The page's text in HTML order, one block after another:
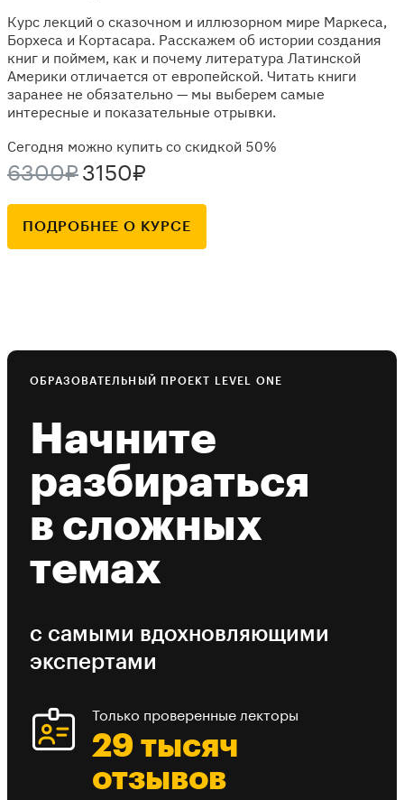
Курс лекций о сказочном и иллюзорном мире Маркеса,
Борхеса и Кортасара. Расскажем об истории создания
книг и поймем, как и почему литература Латинской
Америки отличается от европейской. Читать книги
заранее не обязательно — мы выберем самые
интересные и показательные отрывки.
Сегодня можно купить со скидкой 50%
6300₽ 3150₽
ПОДРОБНЕЕ О КУРСЕ
ОБРАЗОВАТЕЛЬНЫЙ ПРОЕКТ LEVEL ONE
Начните
разбираться
в сложных
темах
с самыми вдохновляющими
экспертами
Только проверенные лекторы
29 тысяч
отзывов